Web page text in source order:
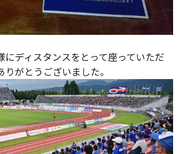
にディスタンスをとって座っていただ
がとうございました。